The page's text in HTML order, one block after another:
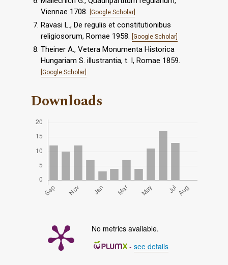
Viennae 1708. [Google Scholar]
Ravasi L., De regulis et constitutionibus
religiosorum, Romae 1958. [Google Scholar]
Theiner A., Vetera Monumenta Historica
Hungariam S. illustrantia, t. I, Romae 1859.
[Google Scholar]
Downloads
No metrics available.
- see details